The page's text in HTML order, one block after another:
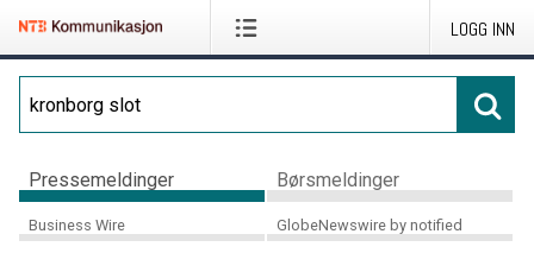
LOGG INN
Pressemeldinger Børsmeldinger
Business Wire GlobeNewswire by notified